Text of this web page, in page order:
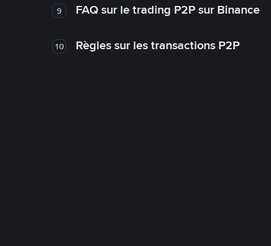
9 FAQ sur le trading P2P sur Binance
10 Règles sur les transactions P2P